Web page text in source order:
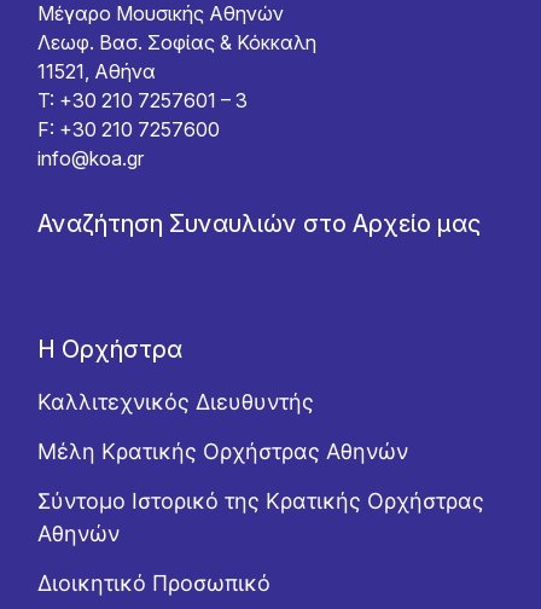
Μέγαρο Μουσικής Αθηνών
Λεωφ. Βασ. Σοφίας & Κόκκαλη
11521, Αθήνα
T: +30 210 7257601 – 3
F: +30 210 7257600
info@koa.gr
Αναζήτηση Συναυλιών στο Αρχείο μας
Η Ορχήστρα
Καλλιτεχνικός Διευθυντής
Μέλη Κρατικής Ορχήστρας Αθηνών
Σύντομο Ιστορικό της Κρατικής Ορχήστρας
Αθηνών
Διοικητικό Προσωπικό